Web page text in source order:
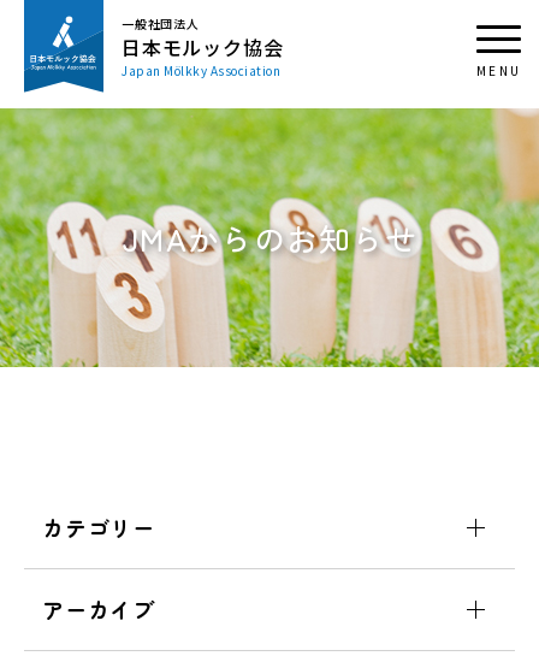
一般社団法人
日本モルック協会
Japan Mölkky Association
JMAからのお知らせ
カテゴリー
アーカイブ